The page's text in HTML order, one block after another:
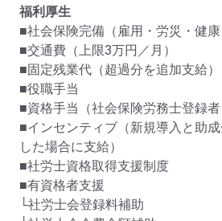
福利厚生
■社会保険完備（雇用・労災・健康
■交通費（上限3万円／月）
■固定残業代（超過分を追加支給）
■役職手当
■資格手当（社会保険労務士登録者
■インセンティブ（新規導入と助
した場合に支給）
■社労士資格取得支援制度
■有資格者支援
└社労士会登録料補助